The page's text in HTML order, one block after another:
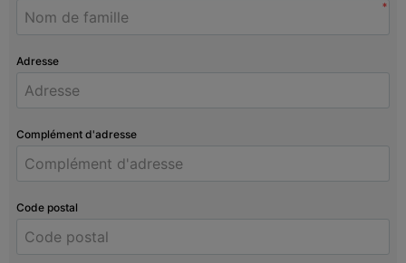
*
Adresse
Complément d'adresse
Code postal